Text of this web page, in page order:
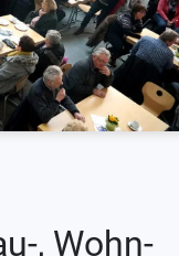
, Wohn-